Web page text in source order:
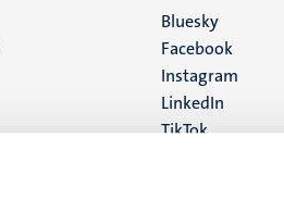
Social
media
Bluesky
Facebook
Instagram
LinkedIn
TikTok